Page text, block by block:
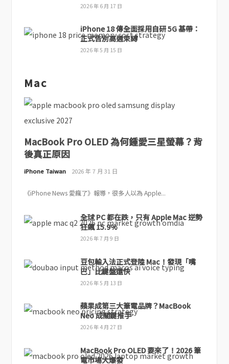
2026 年 6 月 17 日
iPhone 18 傳全面採用自研 5G 基帶：
正式告別高通束縛
2026 年 5 月 15 日
Mac
MacBook Pro OLED 為何鍾愛三星螢幕？背
後真正原因
iPhone Taiwan 2026 年 7 月 31 日
《iPhone News 愛瘋了》報導，很多人以為 Apple...
全球 PC 都在跌，只有 Apple Mac 逆勢
狂飆 15.9%
2026 年 7 月 9 日
豆包輸入法正式登陸 Mac！發現「嘴
巴」比鍵盤還快
2026 年 5 月 13 日
蘋果成第三大筆電品牌？MacBook
Neo 成關鍵推手
2026 年 4 月 27 日
MacBook Pro OLED 要來了！2026 筆
電市場大爆發